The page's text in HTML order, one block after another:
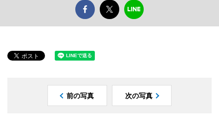
前の写真 次の写真